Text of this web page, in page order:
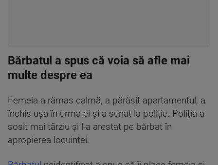
Bărbatul a spus că voia să afle mai
multe despre ea
Femeia a rămas calmă, a părăsit apartamentul, a
închis ușa în urma ei și a sunat la poliție. Poliția a
sosit mai târziu și l-a arestat pe bărbat în
apropierea locuinței.